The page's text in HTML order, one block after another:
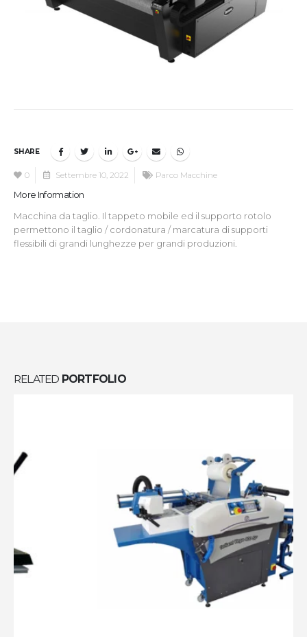
SHARE
0 Settembre 10, 2022 Parco Macchine
More Information
Macchina da taglio. Il tappeto mobile ed il supporto rotolo
permettono il taglio / cordonatura / marcatura di supporti
flessibili di grandi lunghezze per grandi produzioni.
RELATED PORTFOLIO